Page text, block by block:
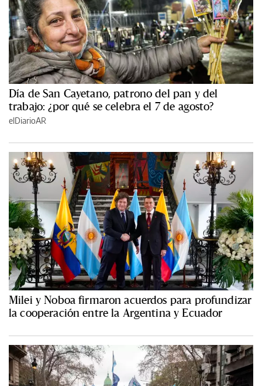
Día de San Cayetano, patrono del pan y del
trabajo: ¿por qué se celebra el 7 de agosto?
elDiarioAR
Milei y Noboa firmaron acuerdos para profundizar
la cooperación entre la Argentina y Ecuador